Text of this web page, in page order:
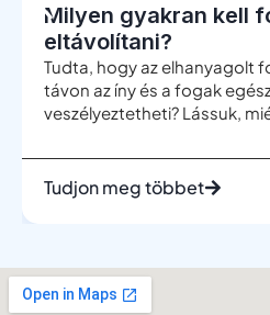
Milyen gyakran kell
eltávolítani?
Tudta, hogy az elhanyagolt
távon az íny és a fogak
veszélyeztetheti? Lássuk,
Tudjon meg többet